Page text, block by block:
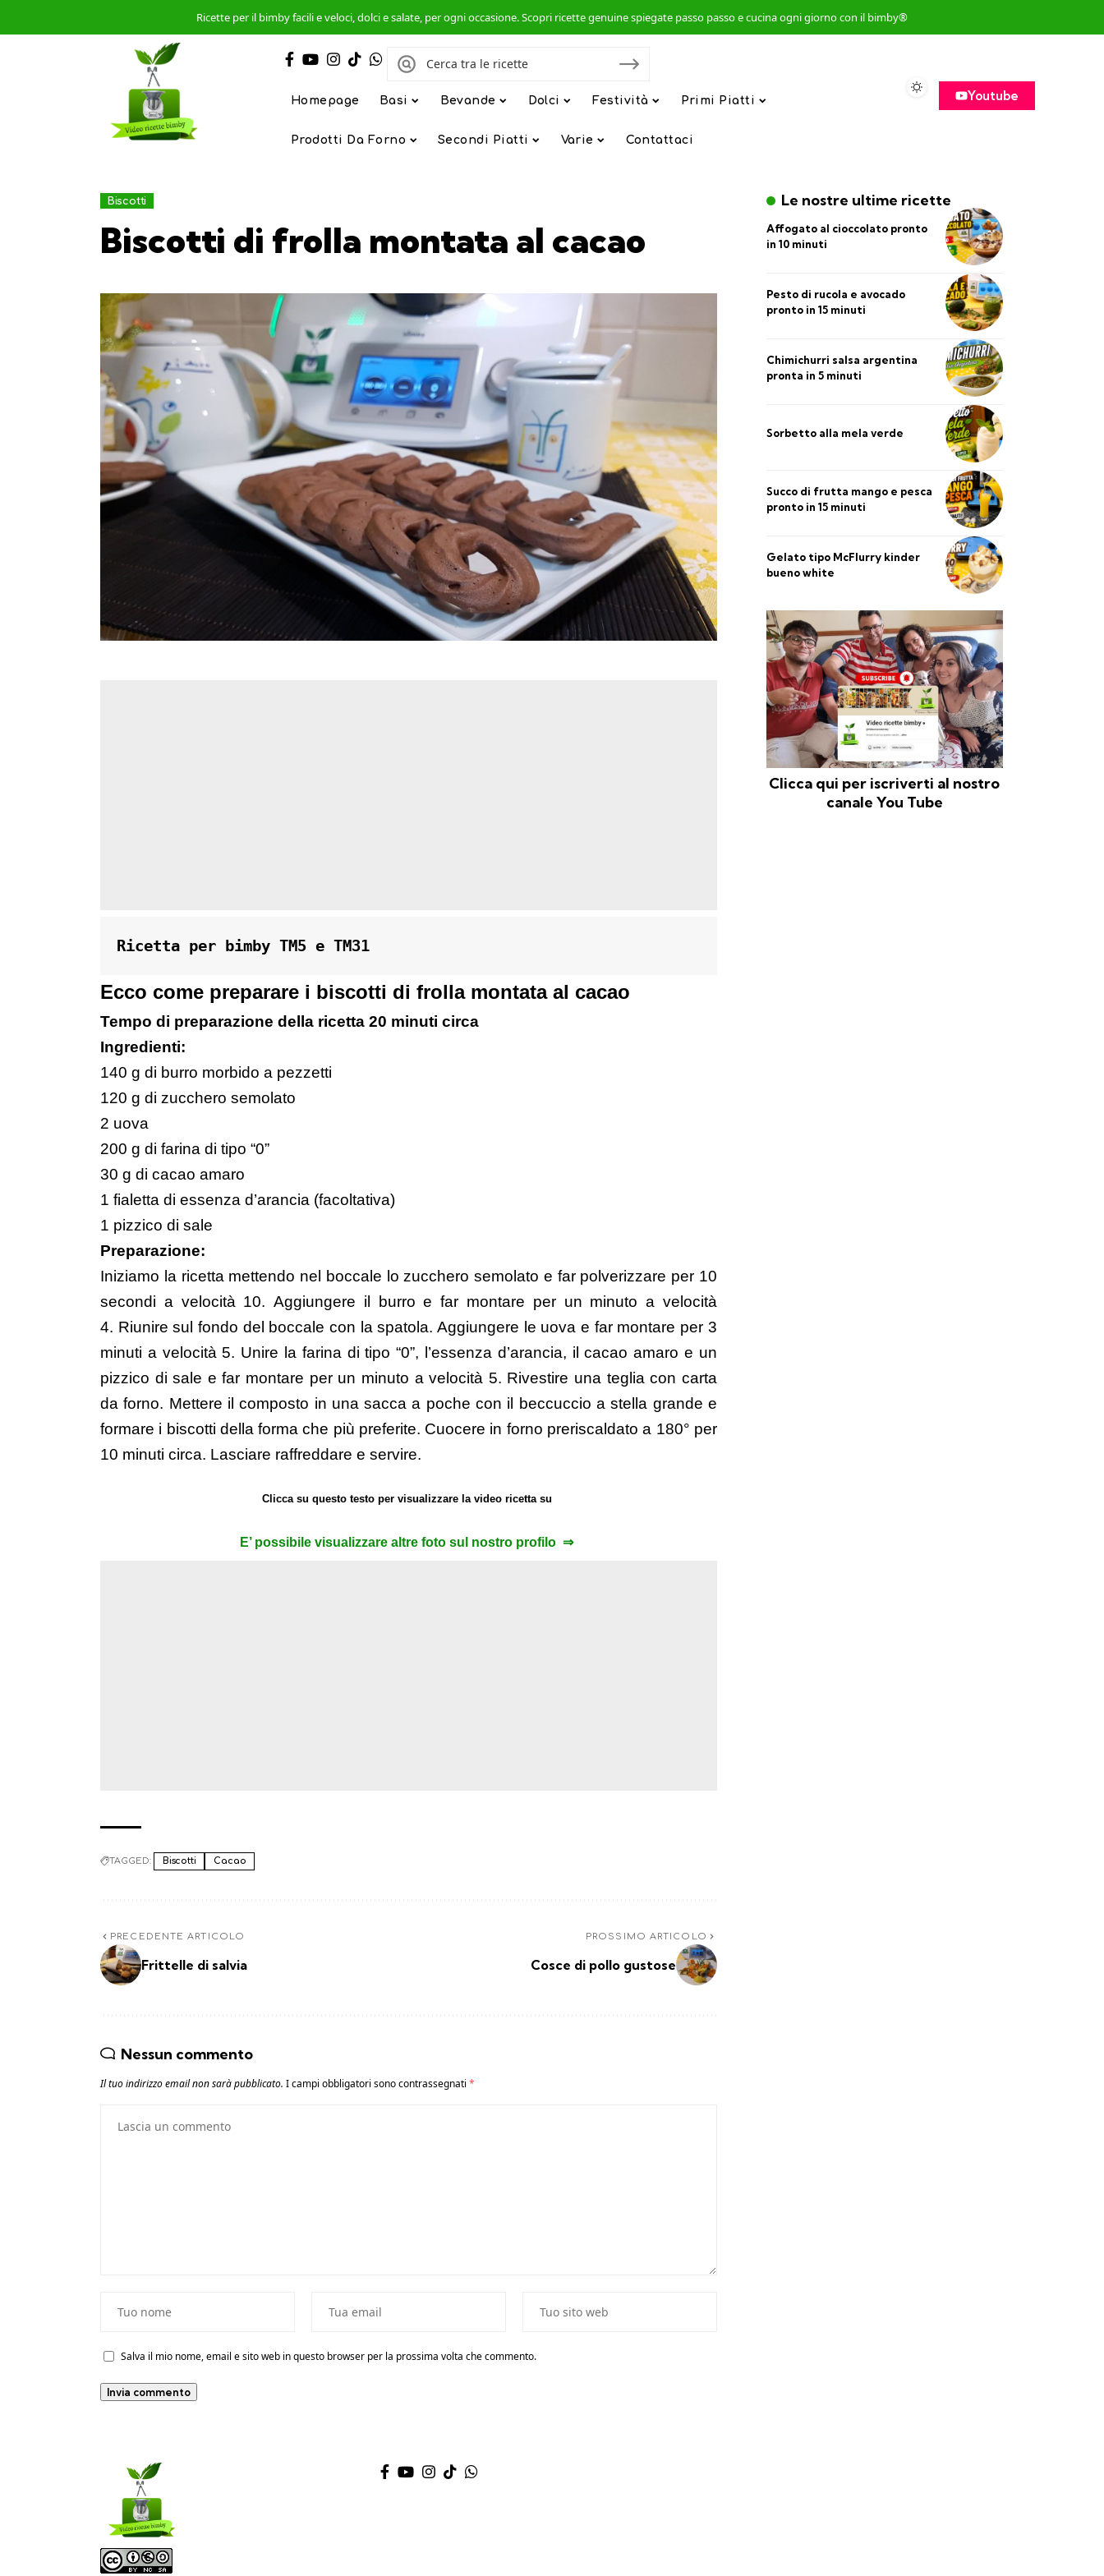
Ricette per il bimby facili e veloci, dolci e salate, per ogni occasione. Scopri ricette genuine spiegate passo passo e cucina ogni giorno con il bimby®
Homepage Basi Bevande Dolci Festività Primi Piatti
Prodotti Da Forno Secondi Piatti Varie Contattaci
Youtube
Biscotti
Biscotti di frolla montata al cacao
Ricetta per bimby TM5 e TM31
Ecco come preparare i biscotti di frolla montata al cacao
Tempo di preparazione della ricetta 20 minuti circa
Ingredienti:
140 g di burro morbido a pezzetti
120 g di zucchero semolato
2 uova
200 g di farina di tipo “0”
30 g di cacao amaro
1 fialetta di essenza d’arancia (facoltativa)
1 pizzico di sale
Preparazione:
Iniziamo la ricetta mettendo nel boccale lo zucchero semolato e far polverizzare per 10
secondi a velocità 10. Aggiungere il burro e far montare per un minuto a velocità
4. Riunire sul fondo del boccale con la spatola. Aggiungere le uova e far montare per 3
minuti a velocità 5. Unire la farina di tipo “0”, l’essenza d’arancia, il cacao amaro e un
pizzico di sale e far montare per un minuto a velocità 5. Rivestire una teglia con carta
da forno. Mettere il composto in una sacca a poche con il beccuccio a stella grande e
formare i biscotti della forma che più preferite. Cuocere in forno preriscaldato a 180° per
10 minuti circa. Lasciare raffreddare e servire.
Clicca su questo testo per visualizzare la video ricetta su
E’ possibile visualizzare altre foto sul nostro profilo ⇒
TAGGED: Biscotti Cacao
PRECEDENTE ARTICOLO
Frittelle di salvia
PROSSIMO ARTICOLO
Cosce di pollo gustose
Nessun commento
Il tuo indirizzo email non sarà pubblicato. I campi obbligatori sono contrassegnati *
Salva il mio nome, email e sito web in questo browser per la prossima volta che commento.
Le nostre ultime ricette
Affogato al cioccolato pronto
in 10 minuti
Pesto di rucola e avocado
pronto in 15 minuti
Chimichurri salsa argentina
pronta in 5 minuti
Sorbetto alla mela verde
Succo di frutta mango e pesca
pronto in 15 minuti
Gelato tipo McFlurry kinder
bueno white
Clicca qui per iscriverti al nostro
canale You Tube